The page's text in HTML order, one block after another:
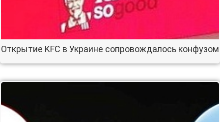
Открытие KFC в Украине сопровождалось конфузом